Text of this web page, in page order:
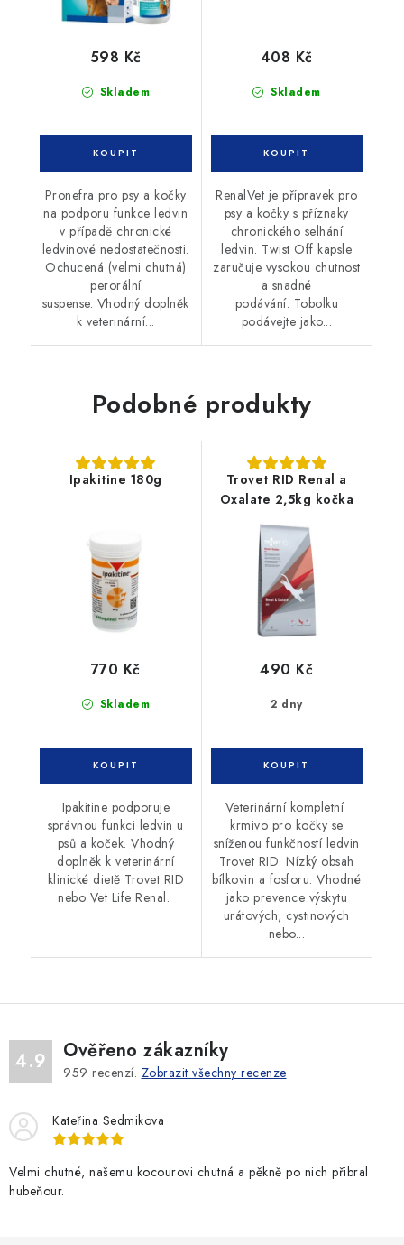
Skladem
598 Kč
Pronefra pro psy a kočky
na podporu funkce ledvin
v případě chronické
ledvinové nedostatečnosti.
Ochucená (velmi chutná)
perorální
suspense. Vhodný doplněk
k veterinární...
Skladem
408 Kč
RenalVet je přípravek pro
psy a kočky s příznaky
chronického selhání
ledvin. Twist Off kapsle
zaručuje vysokou chutnost
a snadné
podávání. Tobolku
podávejte jako...
Podobné produkty
Ipakitine 180g
Skladem
770 Kč
Ipakitine podporuje
správnou funkci ledvin u
psů a koček. Vhodný
doplněk k veterinární
klinické dietě Trovet RID
nebo Vet Life Renal.
Trovet RID Renal a
Oxalate 2,5kg kočka
2 dny
490 Kč
Veterinární kompletní
krmivo pro kočky se
sníženou funkčností ledvin
Trovet RID. Nízký obsah
bílkovin a fosforu. Vhodné
jako prevence výskytu
urátových, cystinových
nebo...
4.9 Ověřeno zákazníky
959 recenzí. Zobrazit všechny recenze
Kateřina Sedmikova
Velmi chutné, našemu kocourovi chutná a pěkně po nich přibral
hubeňour.